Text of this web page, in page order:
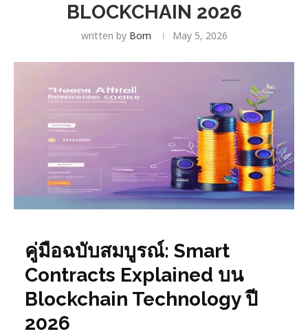
BLOCKCHAIN 2026
written by Bom May 5, 2026
คู่มือฉบับสมบูรณ์: Smart
Contracts Explained บน
Blockchain Technology ปี
2026